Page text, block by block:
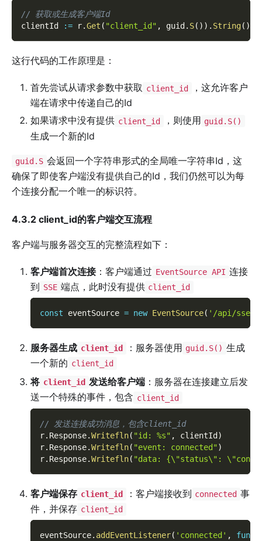
// 获取或生成客户端Id
clientId
:= r.Get ( "client_id" , guid . S( ) ) . String( )
这行代码的工作原理是：
首先尝试从请求参数中获取 client_id
，这允许客户
端在请求中传递自己的Id
如果请求中没有提供 client_id ，则使用 guid.S()
生成一个新的Id
guid.S 会返回一个字符串形式的全局唯一字符串Id，这
确保了即使客户端没有提供自己的Id，我们仍然可以为每
个连接分配一个唯一的标识符。
4.3.2 client_id的客户端交互流程
客户端与服务器交互的完整流程如下：
客户端首次连接：客户端通过 EventSource API 连接
到 SSE 端点，此时没有提供 client_id
const eventSource = new EventSource( '/api/sse'
服务器生成 client_id ：服务器使用 guid.S() 生成
一个新的 client_id
将 client_id 发送给客户端：服务器在连接建立后发
送一个特殊的事件，包含 client_id
// 发送连接成功消息，包含client_id
r. Response.Writefln( "id: %s" , clientId)
r. Response.Writefln( "event: connected")
r. Response.Writefln( "data: {\"status\":
客户端保存 client_id ：客户端接收到 connected 事
件，并保存 client_id
eventSource. addEventListener( 'connected' ,